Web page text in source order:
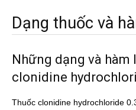
Dạng thuốc và
Những dạng và
clonidine
Thuốc clonidine hydrochloride